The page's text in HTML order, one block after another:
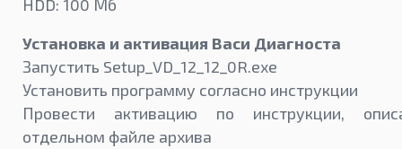
HDD: 100 Мб
Установка и активация Васи Диагноста
Запустить Setup_VD_12_12_0R.exe
Установить программу согласно инструкции
Провести активацию по инструкции,
отдельном файле архива